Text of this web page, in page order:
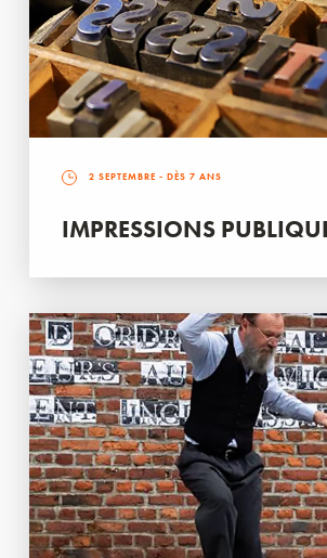
2 SEPTEMBRE - DÈS 7 ANS
IMPRESSIONS